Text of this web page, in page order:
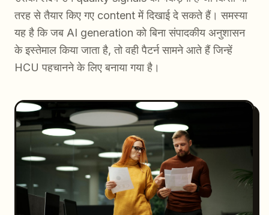
तरह से तैयार किए गए content में दिखाई दे सकते हैं। समस्या
यह है कि जब AI generation को बिना संपादकीय अनुशासन
के इस्तेमाल किया जाता है, तो वही पैटर्न सामने आते हैं जिन्हें
HCU पहचानने के लिए बनाया गया है।